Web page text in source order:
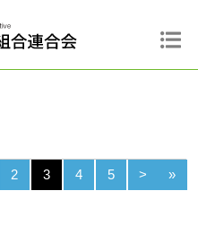
2 3 4 5 > »